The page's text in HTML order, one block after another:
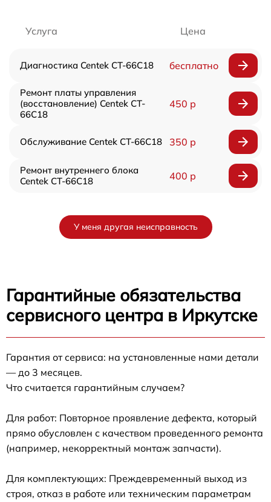
Услуга Цена
Диагностика Centek CT-66C18 бесплатно
Ремонт платы управления
(восстановление) Centek CT-
66C18
450 р
Обслуживание Centek CT-66C18 350 р
Ремонт внутреннего блока
Centek CT-66C18
400 р
У меня другая неисправность
Гарантийные обязательства
сервисного центра в Иркутске
Гарантия от сервиса: на установленные нами детали
— до 3 месяцев.
Что считается гарантийным случаем?
Для работ: Повторное проявление дефекта, который
прямо обусловлен с качеством проведенного ремонта
(например, некорректный монтаж запчасти).
Для комплектующих: Преждевременный выход из
строя, отказ в работе или техническим параметрам